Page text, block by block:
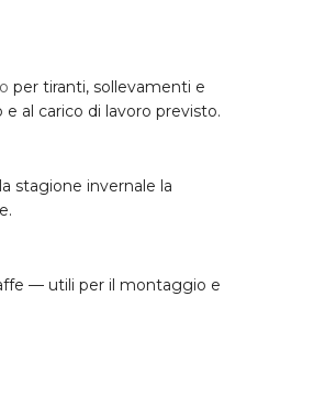
per tiranti, sollevamenti e
al carico di lavoro previsto.
stagione invernale la
— utili per il montaggio e